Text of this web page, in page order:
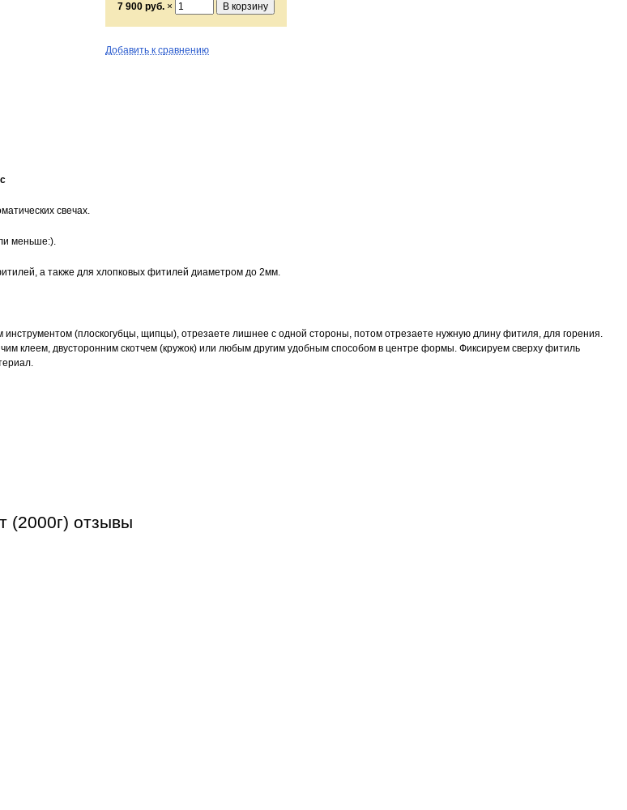
7 900 руб. ×
Добавить к сравнению
свечах.
меньше:).
а также для хлопковых фитилей диаметром до 2мм.
(плоскогубцы, щипцы), отрезаете лишнее с одной стороны, потом отрезаете нужную длину фитиля, для горения.
клеем, двусторонним скотчем (кружок) или любым другим удобным способом в центре формы. Фиксируем сверху фитиль
(2000г) отзывы